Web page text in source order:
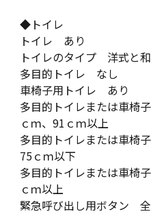
◆トイレ
トイレ あり
トイレのタイプ 洋式と
多目的トイレ なし
車椅子用トイレ あり
多目的トイレまたは車椅
ｃｍ、91ｃｍ以上
多目的トイレまたは車椅
75ｃｍ以下
多目的トイレまたは車椅
ｃｍ以上
緊急呼び出し用ボタン